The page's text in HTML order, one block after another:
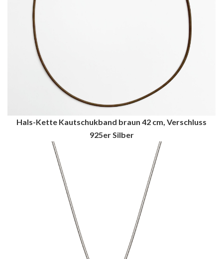
Hals-Kette Kautschukband braun 42 cm, Verschluss
925er Silber